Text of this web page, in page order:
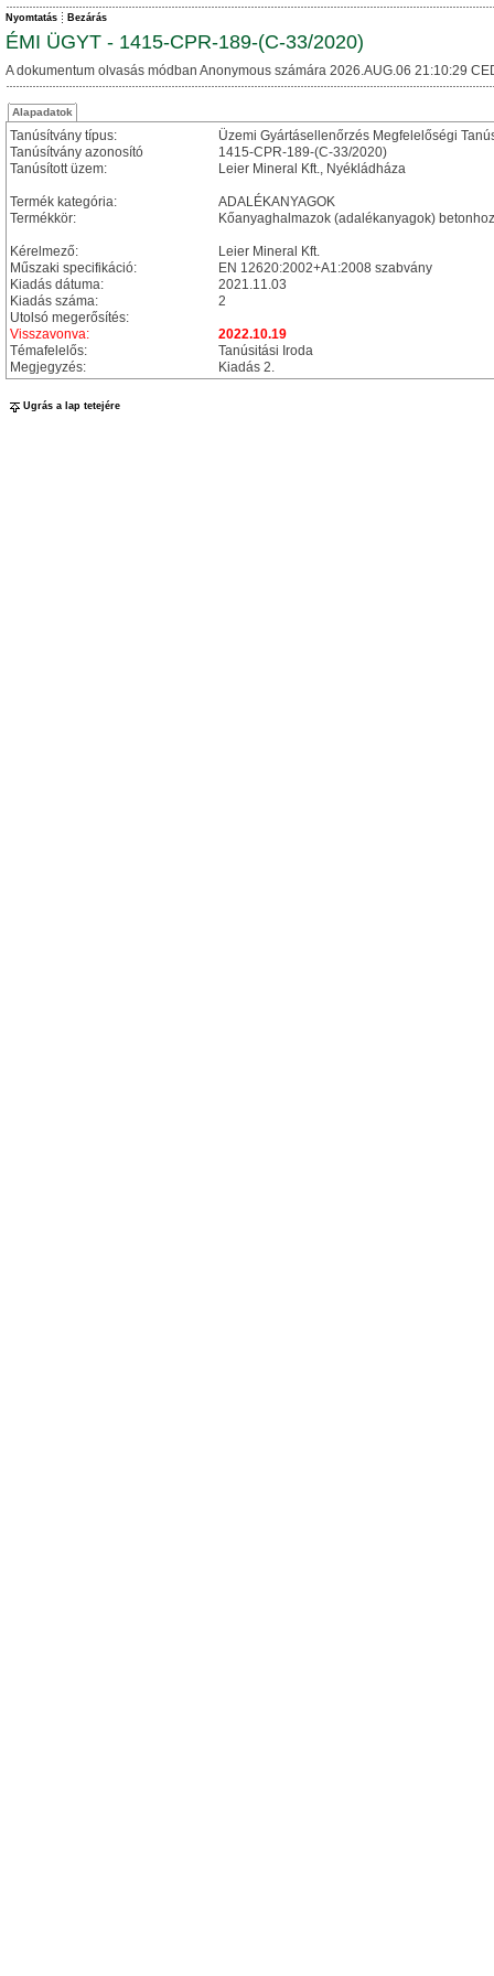
Nyomtatás Bezárás
ÉMI ÜGYT - 1415-CPR-189-(C-33/2020)
A dokumentum olvasás módban Anonymous számára 2026.AUG.06 21:10:29
Alapadatok
Tanúsítvány típus:
Üzemi Gyártásellenőrzés Megfelelőségi
Tanúsítvány azonosító
1415-CPR-189-(C-33/2020)
Tanúsított üzem:
Leier Mineral Kft., Nyékládháza
Termék kategória:
ADALÉKANYAGOK
Termékkör:
Kőanyaghalmazok (adalékanyagok)
Kérelmező:
Leier Mineral Kft.
Műszaki specifikáció:
EN 12620:2002+A1:2008 szabvány
Kiadás dátuma:
2021.11.03
Kiadás száma:
2
Utolsó megerősítés:
Visszavonva:
2022.10.19
Témafelelős:
Tanúsitási Iroda
Megjegyzés:
Kiadás 2.
Ugrás a lap tetejére